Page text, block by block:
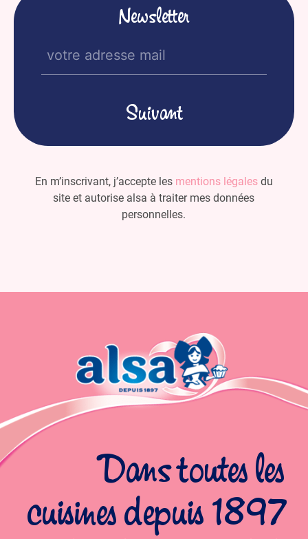
Newsletter
E-
mail
En m’inscrivant, j’accepte les mentions légalesdu
site et autorise alsa à traiter mes données
personnelles.
Dans toutes les
cuisines depuis 1897